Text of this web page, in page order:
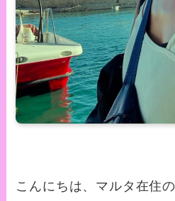
こんにちは、マルタ在住